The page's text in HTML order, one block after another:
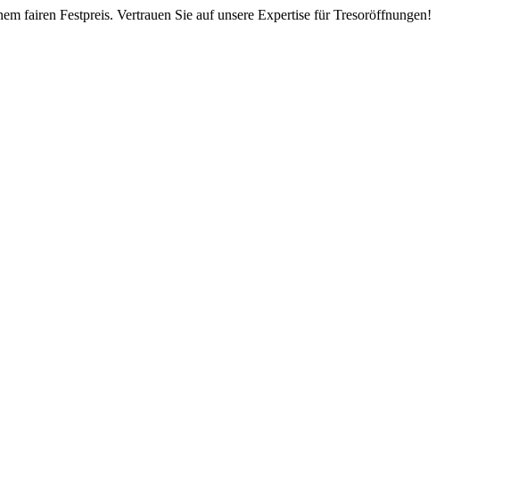
fairen Festpreis. Vertrauen Sie auf unsere Expertise für Tresoröffnungen!